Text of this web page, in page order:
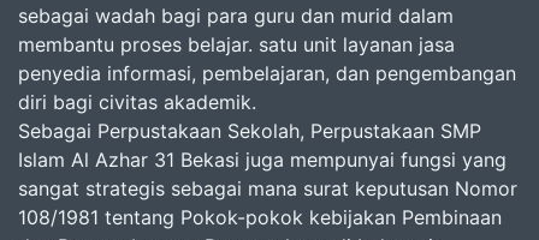
sebagai wadah bagi para guru dan murid dalam
membantu proses belajar. satu unit layanan jasa
penyedia informasi, pembelajaran, dan pengembangan
diri bagi civitas akademik.
Sebagai Perpustakaan Sekolah, Perpustakaan SMP
Islam Al Azhar 31 Bekasi juga mempunyai fungsi yang
sangat strategis sebagai mana surat keputusan Nomor
108/1981 tentang Pokok-pokok kebijakan Pembinaan